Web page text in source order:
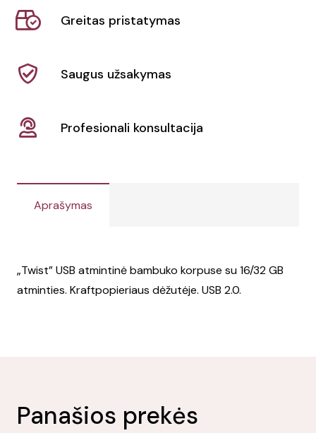
Greitas pristatymas
Saugus užsakymas
Profesionali konsultacija
Aprašymas
„Twist” USB atmintinė bambuko korpuse su 16/32 GB
atminties. Kraftpopieriaus dėžutėje. USB 2.0.
Panašios prekės